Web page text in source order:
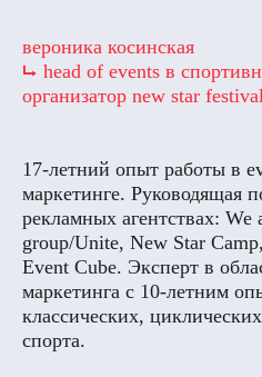
вероника косинская
⮡ head of events в
организатор new star
17-летний опыт работы в
маркетинге. Руководящая
рекламных агентствах: We
group/Unite, New Star
Event Cube. Эксперт в
маркетинга с 10-летним
классических,
спорта.